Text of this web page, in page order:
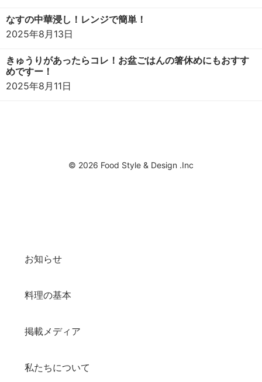
なすの中華浸し！レンジで簡単！
2025年8月13日
きゅうりがあったらコレ！お盆ごはんの箸休めにもおすす
めですー！
2025年8月11日
© 2026 Food Style & Design .Inc
お知らせ
料理の基本
掲載メディア
私たちについて